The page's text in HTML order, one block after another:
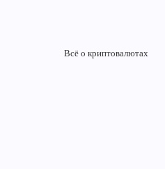
Всё о криптовалютах